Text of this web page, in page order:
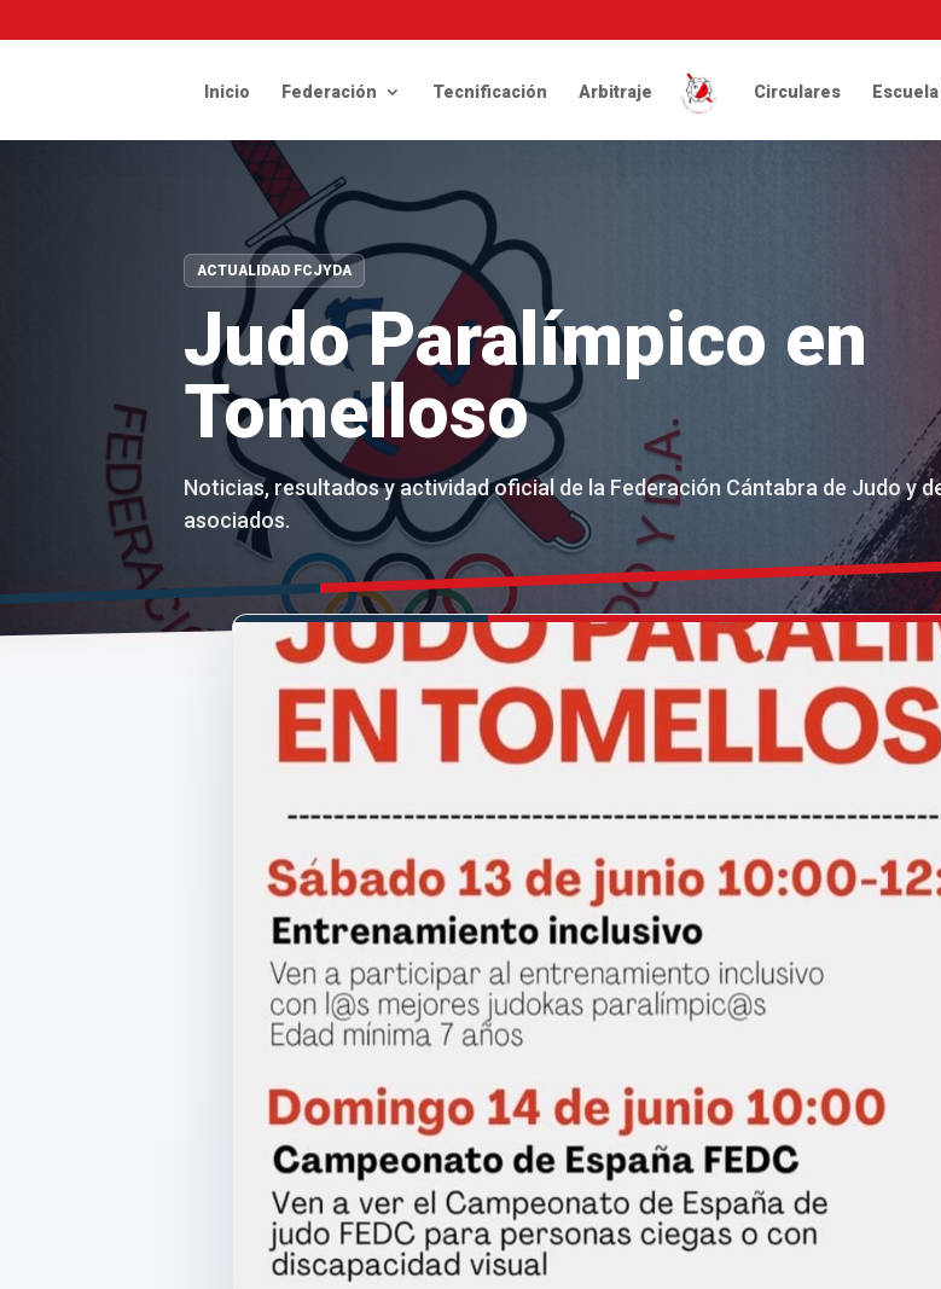
Inicio Federación Tecnificación Arbitraje Circulares
ACTUALIDAD FCJYDA
Judo Paralímpico en
Tomelloso
Noticias, resultados y actividad oficial de la Federación Cántabra de Judo y
asociados.